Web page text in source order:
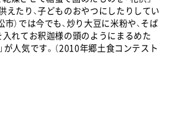
えたり、子どものおやつにしたりしてい
市）では今でも、炒り大豆に米粉や、そば
入れてお釈迦様の頭のようにまるめた
が人気です。（2010年郷土食コンテスト